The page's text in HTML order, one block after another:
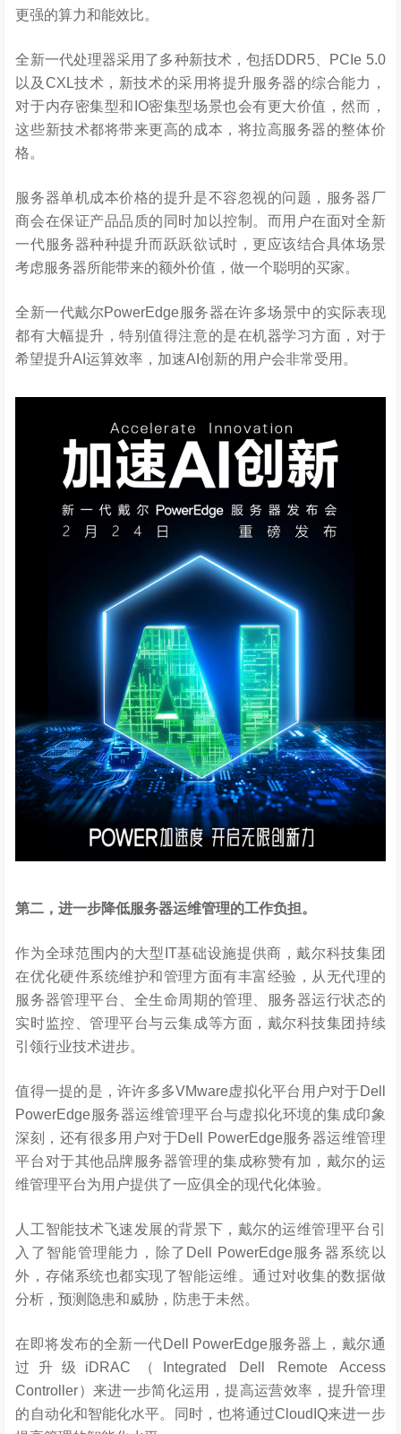
更强的算力和能效比。
全新一代处理器采用了多种新技术，包括DDR5、PCIe 5.0
以及CXL技术，新技术的采用将提升服务器的综合能力，
对于内存密集型和IO密集型场景也会有更大价值，然而，
这些新技术都将带来更高的成本，将拉高服务器的整体价
格。
服务器单机成本价格的提升是不容忽视的问题，服务器厂
商会在保证产品品质的同时加以控制。而用户在面对全新
一代服务器种种提升而跃跃欲试时，更应该结合具体场景
考虑服务器所能带来的额外价值，做一个聪明的买家。
全新一代戴尔PowerEdge服务器在许多场景中的实际表现
都有大幅提升，特别值得注意的是在机器学习方面，对于
希望提升AI运算效率，加速AI创新的用户会非常受用。
第二，进一步降低服务器运维管理的工作负担。
作为全球范围内的大型IT基础设施提供商，戴尔科技集团
在优化硬件系统维护和管理方面有丰富经验，从无代理的
服务器管理平台、全生命周期的管理、服务器运行状态的
实时监控、管理平台与云集成等方面，戴尔科技集团持续
引领行业技术进步。
值得一提的是，许许多多VMware虚拟化平台用户对于Dell
PowerEdge服务器运维管理平台与虚拟化环境的集成印象
深刻，还有很多用户对于Dell PowerEdge服务器运维管理
平台对于其他品牌服务器管理的集成称赞有加，戴尔的运
维管理平台为用户提供了一应俱全的现代化体验。
人工智能技术飞速发展的背景下，戴尔的运维管理平台引
入了智能管理能力，除了Dell PowerEdge服务器系统以
外，存储系统也都实现了智能运维。通过对收集的数据做
分析，预测隐患和威胁，防患于未然。
在即将发布的全新一代Dell PowerEdge服务器上，戴尔通
过升级iDRAC（Integrated Dell Remote Access
Controller）来进一步简化运用，提高运营效率，提升管理
的自动化和智能化水平。同时，也将通过CloudIQ来进一步